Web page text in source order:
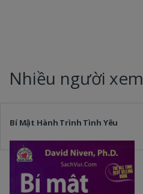
Nhiều người xem
Bí Mật Hành Trình Tình Yêu